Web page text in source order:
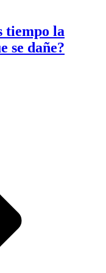
tiempo la
se dañe?